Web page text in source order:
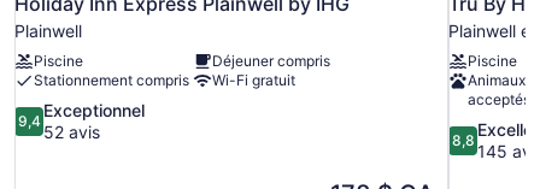
Plainwell
Piscine
Déjeuner compris
Stationnement compris
Wi-Fi gratuit
9.4
sur
9,4
Exceptionnel
52 avis
Plainwell
Piscine
Animaux
acceptés
8.8
sur
8,8
145